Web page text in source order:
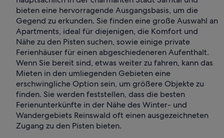
bieten eine hervorragende Ausgangsbasis, um die
Gegend zu erkunden. Sie finden eine große Auswahl an
Apartments, ideal für diejenigen, die Komfort und
Nähe zu den Pisten suchen, sowie einige private
Ferienhäuser für einen abgeschiedeneren Aufenthalt.
Wenn Sie bereit sind, etwas weiter zu fahren, kann das
Mieten in den umliegenden Gebieten eine
erschwingliche Option sein, um größere Objekte zu
finden. Sie werden feststellen, dass die besten
Ferienunterkünfte in der Nähe des Winter- und
Wandergebiets Reinswald oft einen ausgezeichneten
Zugang zu den Pisten bieten.